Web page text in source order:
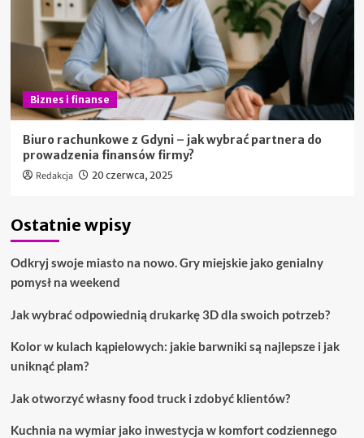
Biznes i finanse
Biuro rachunkowe z Gdyni – jak wybrać partnera do
prowadzenia finansów firmy?
Redakcja 20 czerwca, 2025
Ostatnie wpisy
Odkryj swoje miasto na nowo. Gry miejskie jako genialny
pomysł na weekend
Jak wybrać odpowiednią drukarkę 3D dla swoich potrzeb?
Kolor w kulach kąpielowych: jakie barwniki są najlepsze i jak
uniknąć plam?
Jak otworzyć własny food truck i zdobyć klientów?
Kuchnia na wymiar jako inwestycja w komfort codziennego